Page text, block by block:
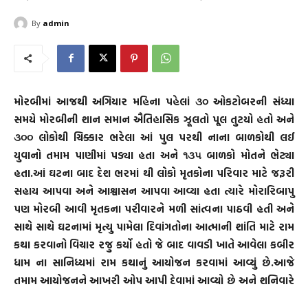
By admin
મોરબીમાં આજથી અગિયાર મહિના પહેલાં ૩૦ ઓકટોબરની સંધ્યા
સમયે મોરબીની શાન સમાન ઐતિહાસિક ઝૂલતો પૂલ તુટયો હતો અને
૩૦૦ લોકોથી ચિક્કાર ભરેલા આં પુલ પરથી નાના બાળકોથી લઈ
યુવાનો તમામ પાણીમાં પડ્યા હતા અને ૧૩૫ બાળકો મોતને ભેટ્યા
હતા.આં ઘટના બાદ દેશ ભરમાં થી લોકો મૃતકોના પરિવાર માટે જરૂરી
સહાય આપવા અને આશ્વાસન આપવા આવ્યા હતા ત્યારે મોરારિબાપુ
પણ મોરબી આવી મૃતકના પરીવારને મળી સાંત્વના પાઠવી હતી અને
સાથે સાથે ઘટનામાં મૃત્યુ પામેલા દિવાંગતોના આત્માની શાંતિ માટે રામ
કથા કરવાનો વિચાર રજુ કર્યો હતો જે બાદ વાવડી ખાતે આવેલા કબીર
ધામ ના સાનિધ્યમાં રામ કથાનું આયોજન કરવામાં આવ્યું છે.આજે
તમામ આયોજનને આખરી ઓપ આપી દેવામાં આવ્યો છે અને શનિવારે